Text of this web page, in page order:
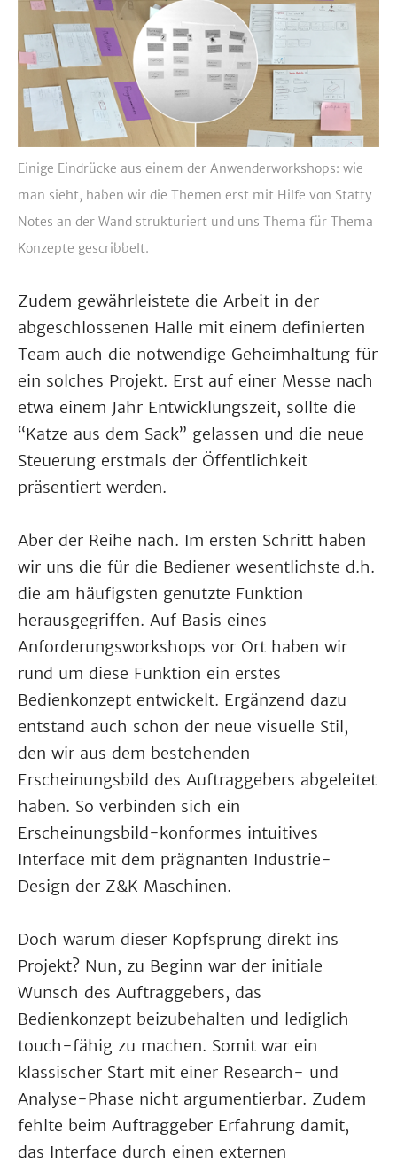
Einige Eindrücke aus einem der Anwenderworkshops: wie
man sieht, haben wir die Themen erst mit Hilfe von Statty
Notes an der Wand strukturiert und uns Thema für Thema
Konzepte gescribbelt.
Zudem gewährleistete die Arbeit in der
abgeschlossenen Halle mit einem definierten
Team auch die notwendige Geheimhaltung für
ein solches Projekt. Erst auf einer Messe nach
etwa einem Jahr Entwicklungszeit, sollte die
“Katze aus dem Sack” gelassen und die neue
Steuerung erstmals der Öffentlichkeit
präsentiert werden.
Aber der Reihe nach. Im ersten Schritt haben
wir uns die für die Bediener wesentlichste d.h.
die am häufigsten genutzte Funktion
herausgegriffen. Auf Basis eines
Anforderungsworkshops vor Ort haben wir
rund um diese Funktion ein erstes
Bedienkonzept entwickelt. Ergänzend dazu
entstand auch schon der neue visuelle Stil,
den wir aus dem bestehenden
Erscheinungsbild des Auftraggebers abgeleitet
haben. So verbinden sich ein
Erscheinungsbild-konformes intuitives
Interface mit dem prägnanten Industrie-
Design der Z&K Maschinen.
Doch warum dieser Kopfsprung direkt ins
Projekt? Nun, zu Beginn war der initiale
Wunsch des Auftraggebers, das
Bedienkonzept beizubehalten und lediglich
touch-fähig zu machen. Somit war ein
klassischer Start mit einer Research- und
Analyse-Phase nicht argumentierbar. Zudem
fehlte beim Auftraggeber Erfahrung damit,
das Interface durch einen externen